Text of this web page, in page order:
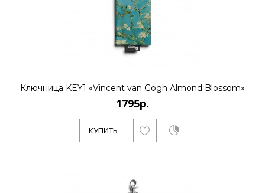
Ключница KEY1 «Vincent van Gogh Almond Blossom»
1795р.
КУПИТЬ